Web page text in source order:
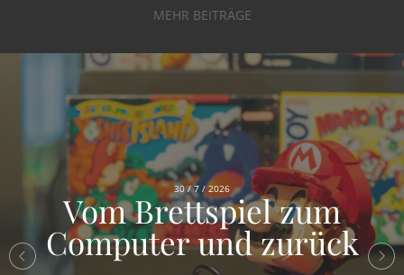
MEHR BEITRÄGE
30 / 7 / 2026
Vom Brettspiel zum
Computer und zurück